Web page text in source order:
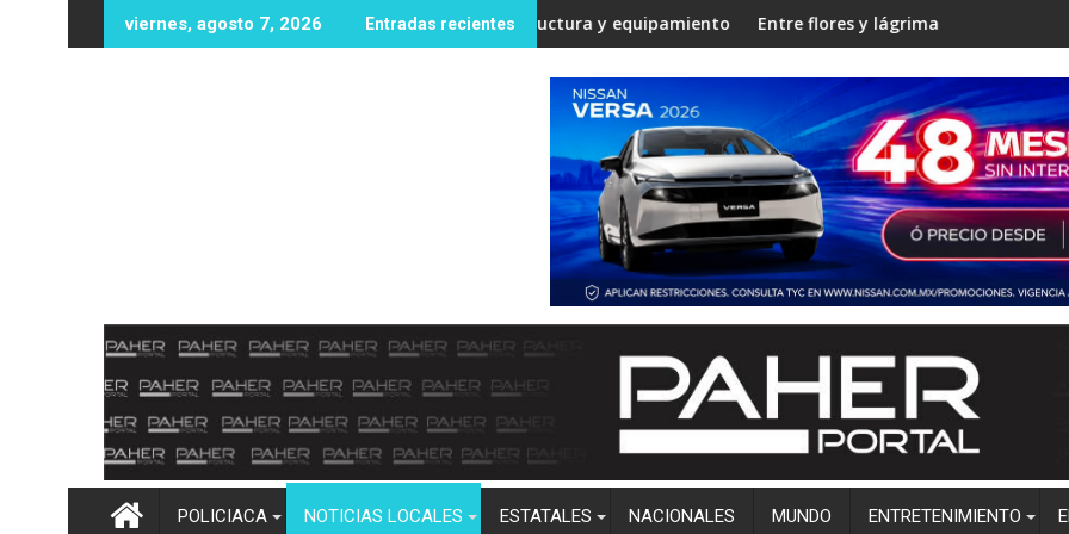
al
viernes, agosto 7, 2026 Entradas recientes
oportunidades educativas con posible sede de la UPES en Angostura
UAS fortalece infraestructura y equipamiento en la Unidad Regional Centro Norte rumbo al ciclo
Entre flores y lágrimas, familiares y amigos
POLICIACA NOTICIAS LOCALES ESTATALES NACIONALES MUNDO ENTRETENIMIENTO